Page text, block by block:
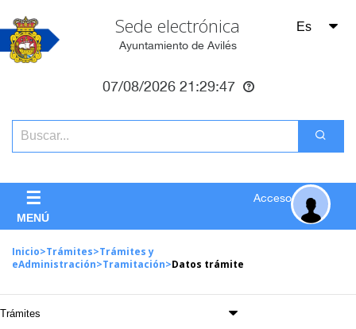
Sede electrónica
Ayuntamiento de Avilés
07/08/2026 21:29:47
☰
MENÚ
Acceso
Inicio>Trámites>Trámites y
eAdministración>Tramitación>Datos trámite